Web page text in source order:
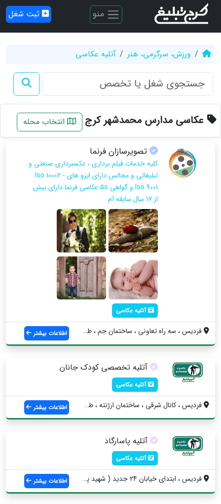
منو ثبت شغل
ورزش، سرگرمی، هنر آتلیه عکاسی
عکاسی مدارس محمدشهر کرج انتخاب محله
تصویرسازان فرنما
کلیه خدمات فیلم برداری ، عکسبرداری صنعتی و
تبلیغاتی و مجالس دارای ایزو های Iso 10002 -
Iso 9001 و گواهی 5s عکاسی فرنما دارای بیش
از 17 سال سابقه آم
آتلیه عکاسی
فردیس ، سه راه تعاونی ، ساختمان جم ، طبق... اطلاعات بیشتر
آتلیه تخصصی کودک جانان
آتلیه عکاسی
فردیس ، كانال شرقي ، ساختمان ارژنته ، طب... اطلاعات بیشتر
آتلیه پاسارگاد
آتلیه عکاسی
فردیس ، ابتدای خیابان 24 جدید ( شهید پار... اطلاعات بیشتر